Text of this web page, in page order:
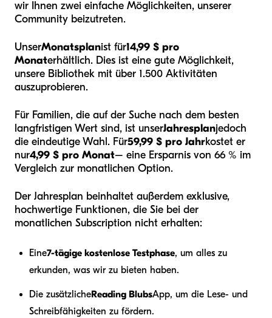
wir Ihnen zwei einfache Möglichkeiten, unserer
Community beizutreten.
UnserMonatsplanist für14,99 $ pro
Monaterhältlich. Dies ist eine gute Möglichkeit,
unsere Bibliothek mit über 1.500 Aktivitäten
auszuprobieren.
Für Familien, die auf der Suche nach dem besten
langfristigen Wert sind, ist unserJahresplanjedoch
die eindeutige Wahl. Für59,99 $ pro Jahrkostet er
nur4,99 $ pro Monat– eine Ersparnis von 66 % im
Vergleich zur monatlichen Option.
Der Jahresplan beinhaltet außerdem exklusive,
hochwertige Funktionen, die Sie bei der
monatlichen Subscription nicht erhalten:
Eine7-tägige kostenlose Testphase, um alles zu
erkunden, was wir zu bieten haben.
Die zusätzlicheReading BlubsApp, um die Lese- und
Schreibfähigkeiten zu fördern.